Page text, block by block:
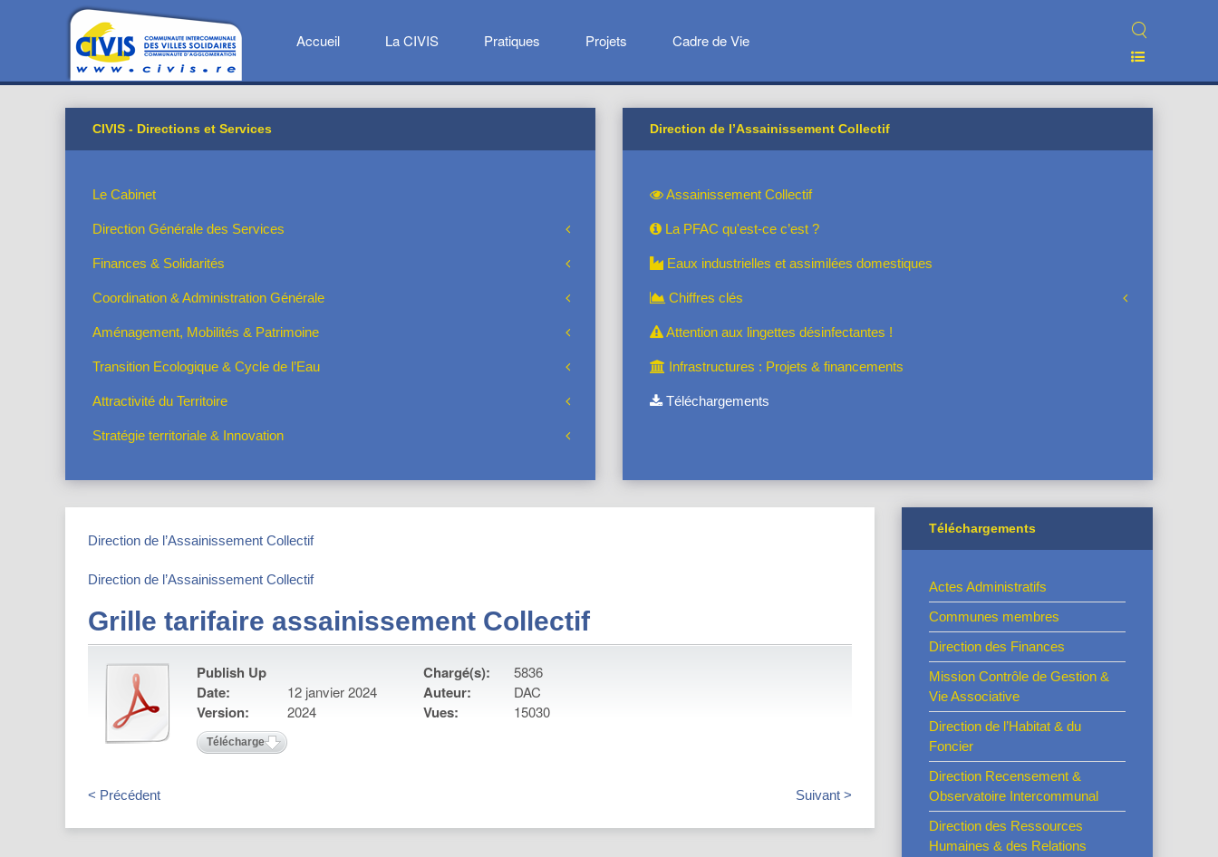
Accueil La CIVIS Pratiques Projets Cadre de Vie
CIVIS - Directions et Services
Le Cabinet
Direction Générale des Services
Finances & Solidarités
Coordination & Administration Générale
Aménagement, Mobilités & Patrimoine
Transition Ecologique & Cycle de l’Eau
Attractivité du Territoire
Stratégie territoriale & Innovation
Direction de l’Assainissement Collectif
Assainissement Collectif
La PFAC qu'est-ce c’est ?
Eaux industrielles et assimilées domestiques
Chiffres clés
Attention aux lingettes désinfectantes !
Infrastructures : Projets & financements
Téléchargements
Direction de l’Assainissement Collectif
Direction de l’Assainissement Collectif
Grille tarifaire assainissement Collectif
Publish Up
Date:
12 janvier 2024
Chargé(s): 5836
Auteur: DAC
Version: 2024 Vues: 15030
Télécharger
< Précédent Suivant >
Téléchargements
Actes Administratifs
Communes membres
Direction des Finances
Mission Contrôle de Gestion &
Vie Associative
Direction de l’Habitat & du
Foncier
Direction Recensement &
Observatoire Intercommunal
Direction des Ressources
Humaines & des Relations